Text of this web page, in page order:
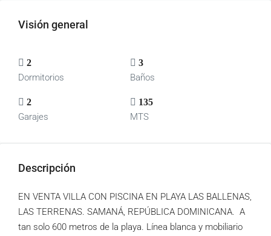
Visión general
2
Dormitorios
3
Baños
2
Garajes
135
MTS
Descripción
EN VENTA VILLA CON PISCINA EN PLAYA LAS BALLENAS,
LAS TERRENAS. SAMANÁ, REPÚBLICA DOMINICANA. A
tan solo 600 metros de la playa. Línea blanca y mobiliario